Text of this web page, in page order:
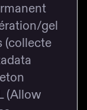
gel
(collecte
(Allow